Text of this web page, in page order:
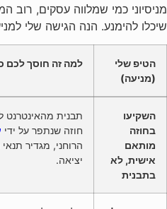
מניסיוני כמי שמלווה עסקים, רוב
שיכלו להימנע. הנה הגישה שלי
הטיפ שלי
(מניעה)
למה זה חוסך לכם
השקיעו
בחוזה
מותאם
אישית, לא
בתבנית
תבנית
חוזה שנתפר על ידי
הרוחני, מגדיר
יציאה.